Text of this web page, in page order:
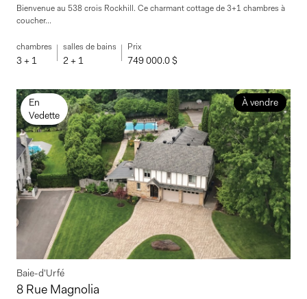
Bienvenue au 538 crois Rockhill. Ce charmant cottage de 3+1 chambres à
coucher...
chambres
3 + 1
salles de bains
2 + 1
Prix
749 000.0 $
À vendre
En
Vedette
Baie-d'Urfé
8 Rue Magnolia